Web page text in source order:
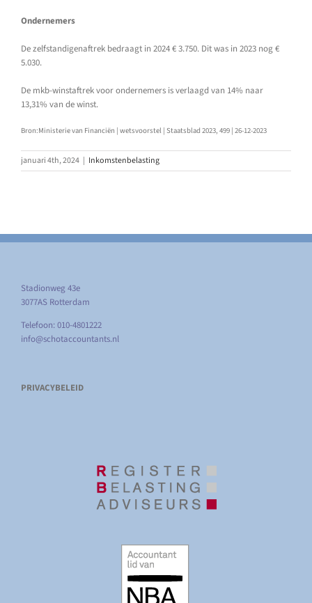
Ondernemers
De zelfstandigenaftrek bedraagt in 2024 € 3.750. Dit was in 2023 nog €
5.030.
De mkb-winstaftrek voor ondernemers is verlaagd van 14% naar
13,31% van de winst.
Bron:Ministerie van Financiën | wetsvoorstel | Staatsblad 2023, 499 | 26-12-2023
januari 4th, 2024 | Inkomstenbelasting
Stadionweg 43e
3077AS Rotterdam
Telefoon: 010-4801222
info@schotaccountants.nl
PRIVACYBELEID